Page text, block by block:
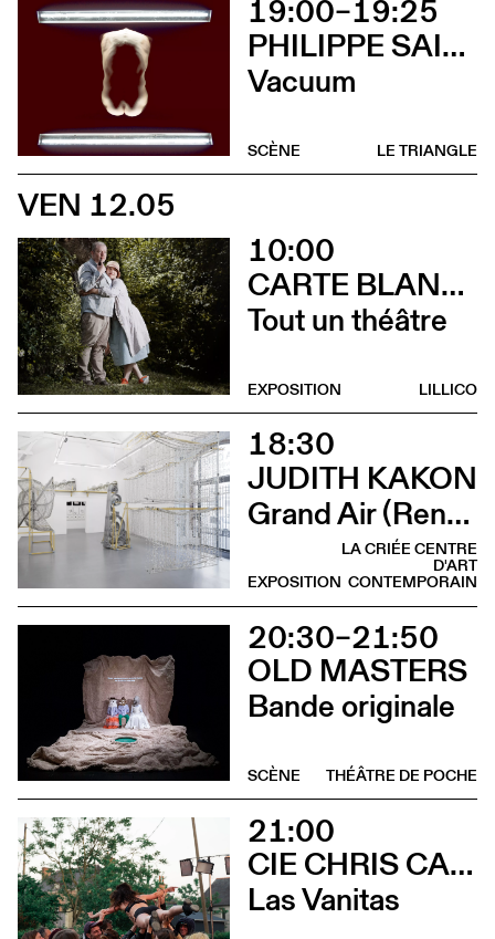
19:00–19:25
PHILIPPE SAIRE
Vacuum
LE TRIANGLE
SCÈNE
VEN 12.05
10:00
CARTE BLANCHE À ALBERTINE & GERMANO ZULLO
Tout un théâtre
LILLICO
EXPOSITION
18:30
JUDITH KAKON
Grand Air (Rencontre avec Judith Kakon et les commissaires de l’exposition)
LA CRIÉE CENTRE
D'ART
CONTEMPORAIN
EXPOSITION
20:30–21:50
OLD MASTERS
Bande originale
THÉÂTRE DE POCHE
SCÈNE
21:00
CIE CHRIS CADILLAC / MARION DUVAL & FLORIAN LEDUC
Las Vanitas